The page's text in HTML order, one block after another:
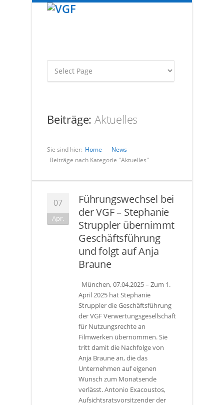
Beiträge: Aktuelles
Sie sind hier: Home
News
Beiträge nach Kategorie "Aktuelles"
07
Apr.
Führungswechsel bei
der VGF – Stephanie
Struppler übernimmt
Geschäftsführung
und folgt auf Anja
Braune
München, 07.04.2025 – Zum 1.
April 2025 hat Stephanie
Struppler die Geschäftsführung
der VGF Verwertungsgesellschaft
für Nutzungsrechte an
Filmwerken übernommen. Sie
tritt damit die Nachfolge von
Anja Braune an, die das
Unternehmen auf eigenen
Wunsch zum Monatsende
verlässt. Antonio Exacoustos,
Aufsichtsratsvorsitzender der